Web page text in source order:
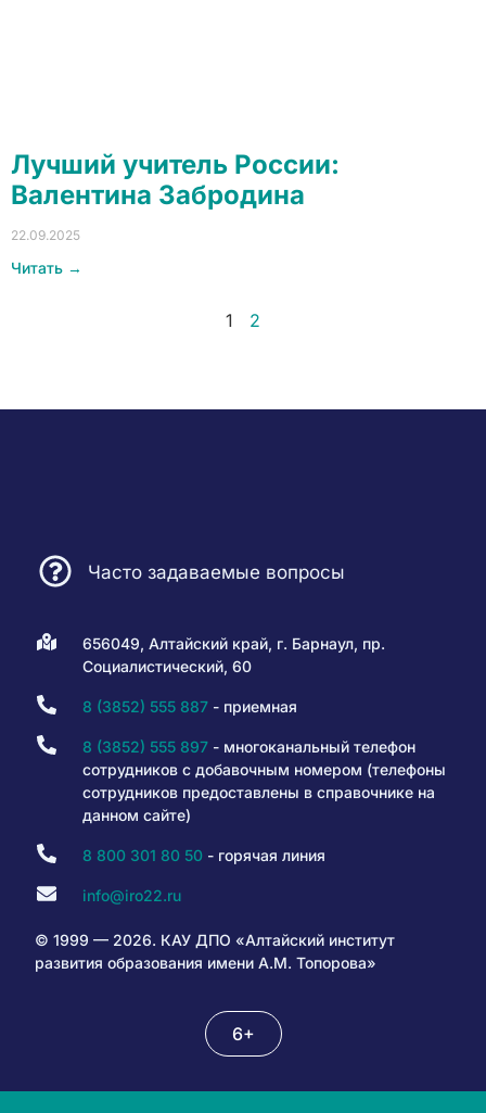
Лучший учитель России:
Валентина Забродина
22.09.2025
Читать →
1 2
Часто задаваемые вопросы
656049, Алтайский край, г. Барнаул, пр.
Социалистический, 60
8 (3852) 555 887- приемная
8 (3852) 555 897- многоканальный телефон
сотрудников с добавочным номером (телефоны
сотрудников предоставлены в справочнике на
данном сайте)
8 800 301 80 50- горячая линия
info@iro22.ru
© 1999 — 2026. КАУ ДПО «Алтайский институт
развития образования имени А.М. Топорова»
6+